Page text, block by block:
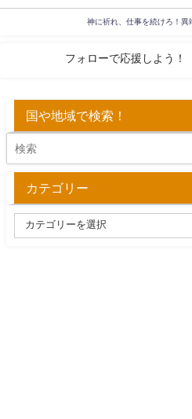
神に祈れ、仕事を続けろ！異
フォローで応援しよう！
国や地域で検索！
カテゴリー